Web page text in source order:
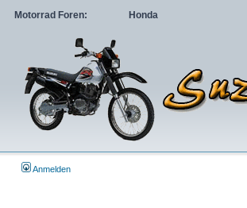
Motorrad Foren: Honda
Anmelden